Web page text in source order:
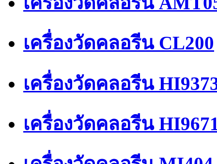
เครื่องวัดคลอรีน CL200
เครื่องวัดคลอรีน
เครื่องวัดคลอรีน